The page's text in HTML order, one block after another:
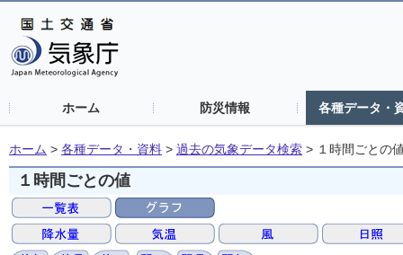
ホーム 防災情報 各種データ・
ホーム > 各種データ・資料 > 過去の気象データ検索 > １時間ごとの
１時間ごとの値